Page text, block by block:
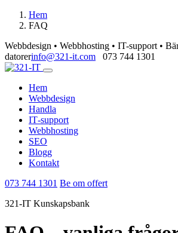
Hem
FAQ
Webbdesign • Webbhosting • IT-support •
datorerinfo@321-it.com 073 744 1301
Hem
Webbdesign
Handla
IT‑support
Webbhosting
SEO
Blogg
Kontakt
073 744 1301 Be om offert
321-IT Kunskapsbank